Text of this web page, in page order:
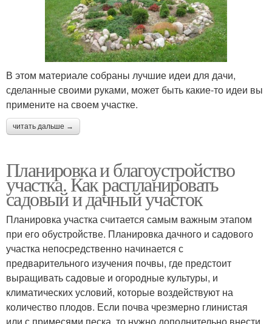
В этом материале собраны лучшие идеи для дачи,
сделанные своими руками, может быть какие-то идеи вы
примените на своем участке.
читать дальше →
Планировка и благоустройство
участка. Как распланировать
садовый и дачный участок
Планировка участка считается самым важным этапом
при его обустройстве. Планировка дачного и садового
участка непосредственно начинается с
предварительного изучения почвы, где предстоит
выращивать садовые и огородные культуры, и
климатических условий, которые воздействуют на
количество плодов. Если почва чрезмерно глинистая